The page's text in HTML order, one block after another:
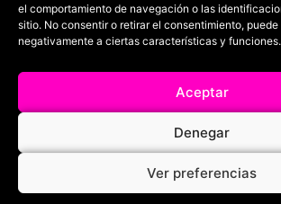
el comportamiento de navegación o las
sitio. No consentir o retirar el consentimiento,
negativamente a ciertas características y funciones.
Aceptar
Denegar
Ver preferencias
Términos y condiciones
Política de cookies
Aviso Legal
Filmaniak (2026)
© All rights reserved
RRSS